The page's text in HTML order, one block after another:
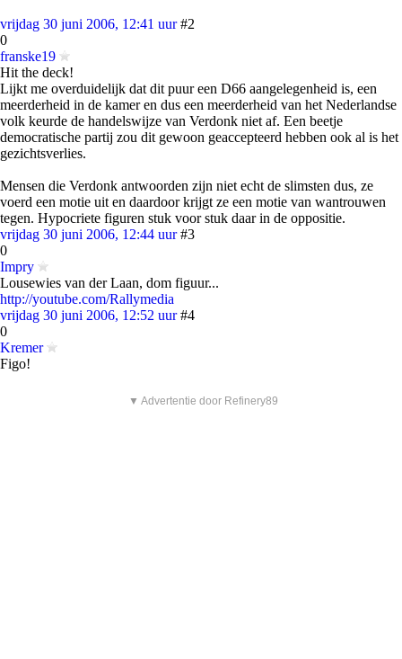
vrijdag 30 juni 2006, 12:41 uur #2
0
franske19
Hit the deck!
Lijkt me overduidelijk dat dit puur een D66 aangelegenheid is, een
meerderheid in de kamer en dus een meerderheid van het Nederlandse
volk keurde de handelswijze van Verdonk niet af. Een beetje
democratische partij zou dit gewoon geaccepteerd hebben ook al is het
gezichtsverlies.
Mensen die Verdonk antwoorden zijn niet echt de slimsten dus, ze
voerd een motie uit en daardoor krijgt ze een motie van wantrouwen
tegen. Hypocriete figuren stuk voor stuk daar in de oppositie.
vrijdag 30 juni 2006, 12:44 uur #3
0
Impry
Lousewies van der Laan, dom figuur...
http://youtube.com/Rallymedia
vrijdag 30 juni 2006, 12:52 uur #4
0
Kremer
Figo!
▼ Advertentie door Refinery89